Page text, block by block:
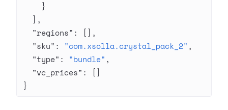
    }
  ],
  "regions"
: [],
  "sku"
: "com.xsolla.crystal_pack_2" ,
  "type"
: "bundle" ,
  "vc_prices"
: []
}